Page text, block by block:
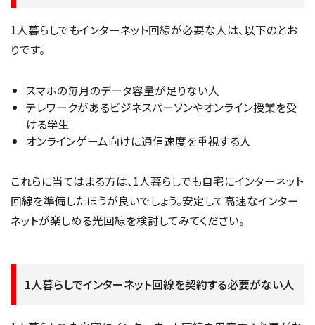
1人暮らしでもインターネット回線が必要な人は、以下のとお
りです。
スマホの毎月のデータ容量が足りない人
テレワークがあるビジネスパーソンやオンライン授業を受
ける学生
オンラインゲーム向けに通信速度を重視する人
これらに当てはまる方は、1人暮らしでも自宅にインターネット
回線を準備したほうが良いでしょう。安定して高速なインター
ネットが楽しめる光回線を検討してみてください。
1人暮らしでインターネット回線を契約する必要がない人